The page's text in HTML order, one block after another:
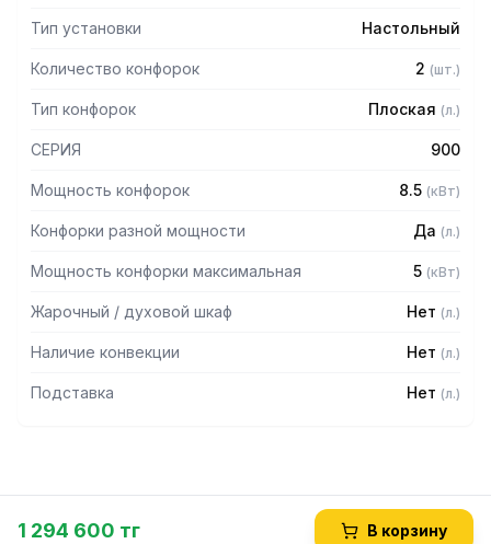
Тип установки Настольный
Количество конфорок 2 (шт.)
Тип конфорок Плоская (л.)
СЕРИЯ 900
Мощность конфорок 8.5 (кВт)
Конфорки разной мощности Да (л.)
Мощность конфорки максимальная 5 (кВт)
Жарочный / духовой шкаф Нет (л.)
Наличие конвекции Нет (л.)
Подставка Нет (л.)
1 294 600 тг В корзину